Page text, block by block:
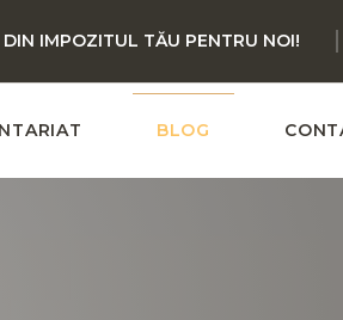
DIN IMPOZITUL TĂU PENTRU NOI!
BLOG